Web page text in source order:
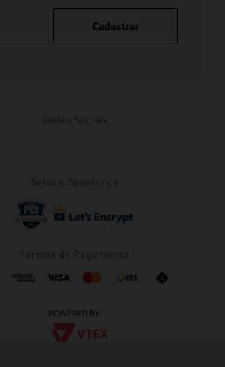
Cadastrar
POWERED BY: